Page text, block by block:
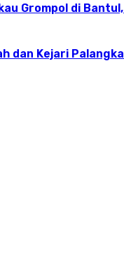
Grompol di
dan Kejari